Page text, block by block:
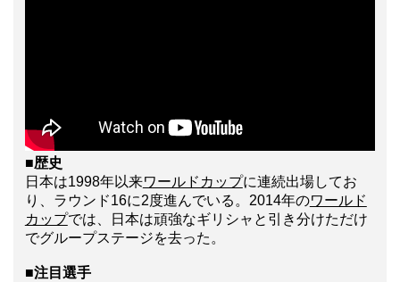
■歴史
日本は1998年以来ワールドカップに連続出場してお
り、ラウンド16に2度進んでいる。2014年のワールド
カップでは、日本は頑強なギリシャと引き分けただけ
でグループステージを去った。
■注目選手